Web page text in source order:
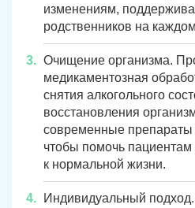
изменениям,
родственников на
Очищение организма.
медикаментозная
снятия алкогольного
восстановления
современные
чтобы помочь пациентам
к нормальной жизни.
Индивидуальный